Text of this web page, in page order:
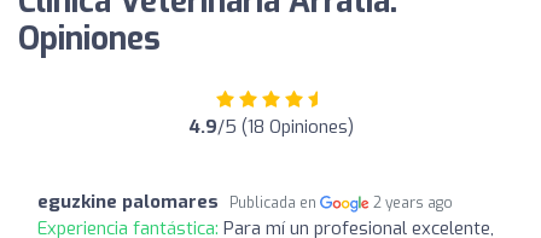
Opiniones
4.9/5 (18 Opiniones)
eguzkine palomares Publicada en 2 years ago
Experiencia fantástica: Para mí un profesional excelente,